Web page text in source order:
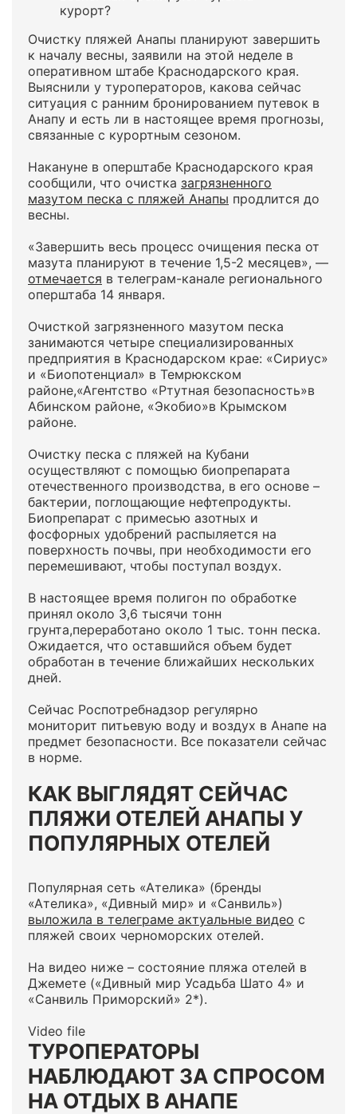
курорт?
Очистку пляжей Анапы планируют завершить
к началу весны, заявили на этой неделе в
оперативном штабе Краснодарского края.
Выяснили у туроператоров, какова сейчас
ситуация с ранним бронированием путевок в
Анапу и есть ли в настоящее время прогнозы,
связанные с курортным сезоном.
Накануне в оперштабе Краснодарского края
сообщили, что очистка загрязненного
мазутом песка с пляжей Анапы продлится до
весны.
«Завершить весь процесс очищения песка от
мазута планируют в течение 1,5-2 месяцев», —
отмечается в телеграм-канале регионального
оперштаба 14 января.
Очисткой загрязненного мазутом песка
занимаются четыре специализированных
предприятия в Краснодарском крае: «Сириус»
и «Биопотенциал» в Темрюкском
районе,«Агентство «Ртутная безопасность»в
Абинском районе, «Экобио»в Крымском
районе.
Очистку песка с пляжей на Кубани
осуществляют с помощью биопрепарата
отечественного производства, в его основе –
бактерии, поглощающие нефтепродукты.
Биопрепарат с примесью азотных и
фосфорных удобрений распыляется на
поверхность почвы, при необходимости его
перемешивают, чтобы поступал воздух.
В настоящее время полигон по обработке
принял около 3,6 тысячи тонн
грунта,переработано около 1 тыс. тонн песка.
Ожидается, что оставшийся объем будет
обработан в течение ближайших нескольких
дней.
Сейчас Роспотребнадзор регулярно
мониторит питьевую воду и воздух в Анапе на
предмет безопасности. Все показатели сейчас
в норме.
КАК ВЫГЛЯДЯТ СЕЙЧАС
ПЛЯЖИ ОТЕЛЕЙ АНАПЫ У
ПОПУЛЯРНЫХ ОТЕЛЕЙ
Популярная сеть «Ателика» (бренды
«Ателика», «Дивный мир» и «Санвиль»)
выложила в телеграме актуальные видео с
пляжей своих черноморских отелей.
На видео ниже – состояние пляжа отелей в
Джемете («Дивный мир Усадьба Шато 4» и
«Санвиль Приморский» 2*).
Video file
ТУРОПЕРАТОРЫ
НАБЛЮДАЮТ ЗА СПРОСОМ
НА ОТДЫХ В АНАПЕ